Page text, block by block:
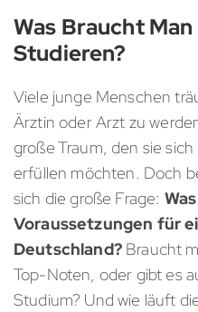
Was Braucht
Studieren?
Viele junge Menschen
Ärztin oder Arzt zu
große Traum, den sie
erfüllen möchten. Doch
sich die große Frage:
Voraussetzungen für
Deutschland?Braucht
Top-Noten, oder gibt es
Studium? Und wie läuft